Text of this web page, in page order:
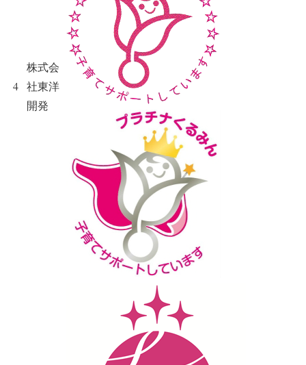
4
株式会
社東洋
開発